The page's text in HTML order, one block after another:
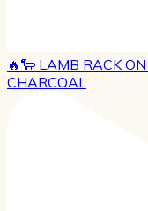
🔥🐑 LAMB RACK
CHARCOAL